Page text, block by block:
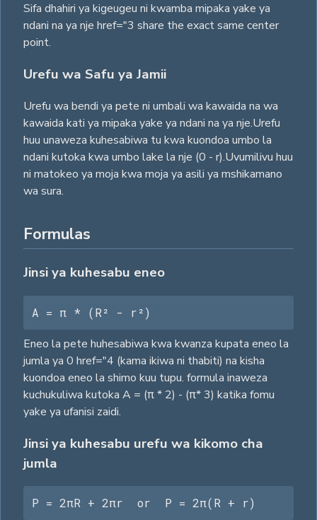
Sifa dhahiri ya kigeugeu ni kwamba mipaka yake ya
ndani na ya nje href="3 share the exact same center
point.
Urefu wa Safu ya Jamii
Urefu wa bendi ya pete ni umbali wa kawaida na wa
kawaida kati ya mipaka yake ya ndani na ya nje.Urefu
huu unaweza kuhesabiwa tu kwa kuondoa umbo la
ndani kutoka kwa umbo lake la nje (0 - r).Uvumilivu huu
ni matokeo ya moja kwa moja ya asili ya mshikamano
wa sura.
Formulas
Jinsi ya kuhesabu eneo
A = π * (R² - r²)
Eneo la pete huhesabiwa kwa kwanza kupata eneo la
jumla ya 0 href="4 (kama ikiwa ni thabiti) na kisha
kuondoa eneo la shimo kuu tupu. formula inaweza
kuchukuliwa kutoka A = (π * 2) - (π* 3) katika fomu
yake ya ufanisi zaidi.
Jinsi ya kuhesabu urefu wa kikomo cha
jumla
P = 2πR + 2πr  or  P = 2π(R + r)